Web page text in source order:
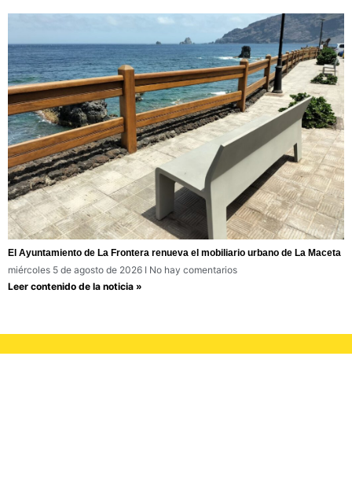
El Ayuntamiento de La Frontera renueva el mobiliario urbano de La Maceta
miércoles 5 de agosto de 2026
No hay comentarios
Leer contenido de la noticia »